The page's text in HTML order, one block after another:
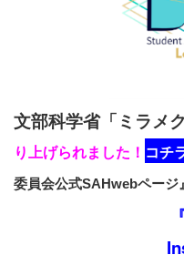
文部科学省「ミラメ
り上げられました！ コチ
委員会公式SAHwebページ』